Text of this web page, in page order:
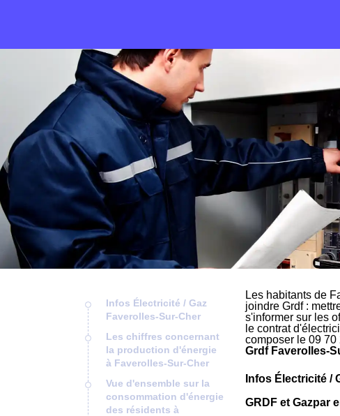
Infos Électricité / Gaz
Faverolles-Sur-Cher
Les chiffres concernant
la production d'énergie
à Faverolles-Sur-Cher
Vue d'ensemble sur la
consommation d'énergie
des résidents à
Les habitants de
joindre Grdf :
s'informer sur les
le contrat
composer le 09 70
Grdf Faverolles-
Infos Électricité /
GRDF et Gazpar